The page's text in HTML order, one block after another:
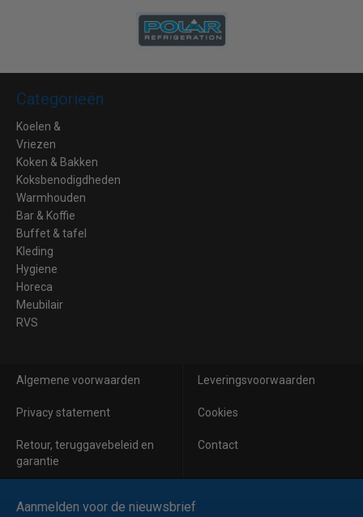
Categorieën
Koelen &
Vriezen
Koken & Bakken
Koksbenodigdheden
Warmhouden
Bar & Koffie
Buffet & tafel
Kleding
Hygiene
Horeca
Meubilair
RVS
Algemene voorwaarden Leveringsvoorwaarden
Privacy statement Cookies
Retour, teruggavebeleid en
garantie
Contact
Aanmelden voor de nieuwsbrief